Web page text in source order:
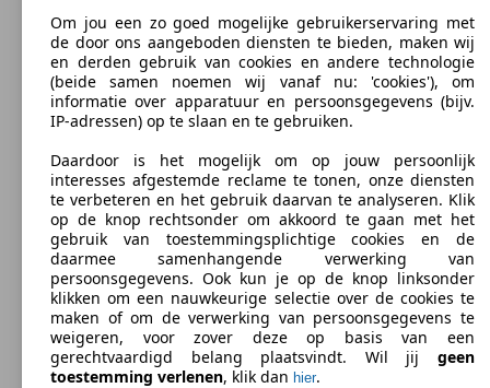
Topsnelheid (km/h)
Diesel
Brandstof
109 g/km
CO2-uitstoot (gem.)*
Om jou een zo goed mogelijke gebruikerservaring met
de door ons aangeboden diensten te bieden, maken wij
en derden gebruik van cookies en andere technologie
(beide samen noemen wij vanaf nu: 'cookies'), om
informatie over apparatuur en persoonsgegevens (bijv.
IP-adressen) op te slaan en te gebruiken.
Daardoor is het mogelijk om op jouw persoonlijk
interesses afgestemde reclame te tonen, onze diensten
te verbeteren en het gebruik daarvan te analyseren. Klik
op de knop rechtsonder om akkoord te gaan met het
gebruik van toestemmingsplichtige cookies en de
daarmee samenhangende verwerking van
persoonsgegevens. Ook kun je op de knop linksonder
klikken om een nauwkeurige selectie over de cookies te
maken of om de verwerking van persoonsgegevens te
weigeren, voor zover deze op basis van een
gerechtvaardigd belang plaatsvindt. Wil jij geen
toestemming verlenen, klik dan hier.